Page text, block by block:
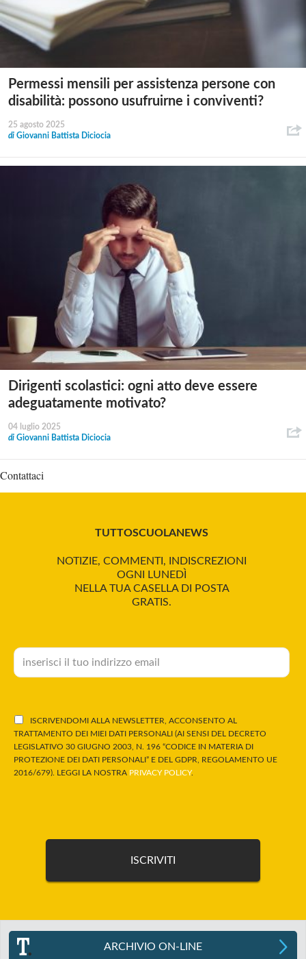
Permessi mensili per assistenza persone con
disabilità: possono usufruirne i conviventi?
25 agosto 2025
di Giovanni Battista Diciocia
Dirigenti scolastici: ogni atto deve essere
adeguatamente motivato?
04 luglio 2025
di Giovanni Battista Diciocia
Contattaci
TUTTOSCUOLANEWS
NOTIZIE, COMMENTI, INDISCREZIONI
OGNI LUNEDÌ
NELLA TUA CASELLA DI POSTA
GRATIS.
ISCRIVENDOMI ALLA NEWSLETTER, ACCONSENTO AL
TRATTAMENTO DEI MIEI DATI PERSONALI (AI SENSI DEL DECRETO
LEGISLATIVO 30 GIUGNO 2003, N. 196 “CODICE IN MATERIA DI
PROTEZIONE DEI DATI PERSONALI” E DEL GDPR, REGOLAMENTO UE
2016/679). LEGGI LA NOSTRA PRIVACY POLICY.
ARCHIVIO ON-LINE